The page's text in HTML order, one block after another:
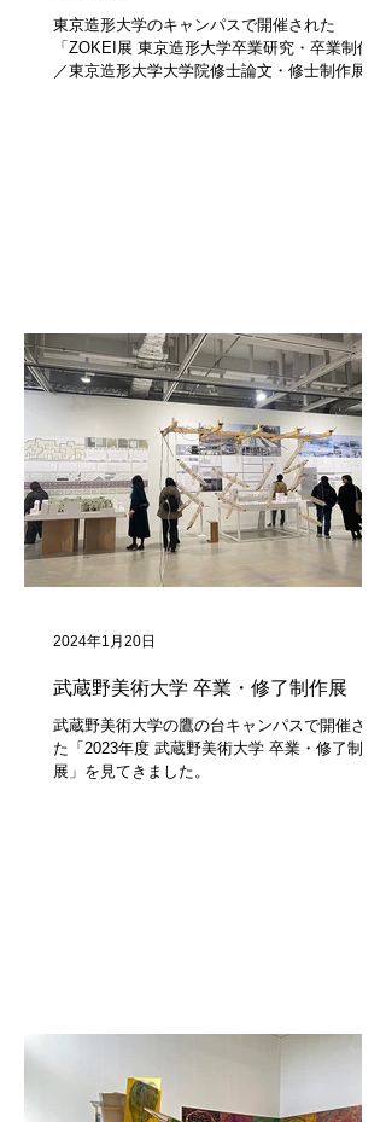
東京造形大学のキャンパスで開催された
「ZOKEI展 東京造形大学卒業研究・卒業制作展
／東京造形大学大学院修士論文・修士制作展」
武蔵野美術大学 卒業・修了制作展
武蔵野美術大学の鷹の台キャンパスで開催され
た「2023年度 武蔵野美術大学 卒業・修了制作
展」を見てきました。
2024年1月20日